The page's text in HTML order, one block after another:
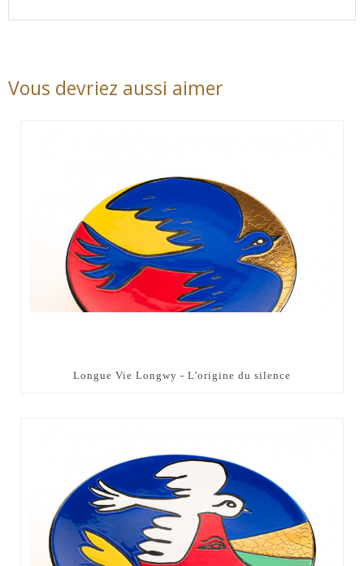
Vous devriez aussi aimer
Longue Vie Longwy - L'origine du silence